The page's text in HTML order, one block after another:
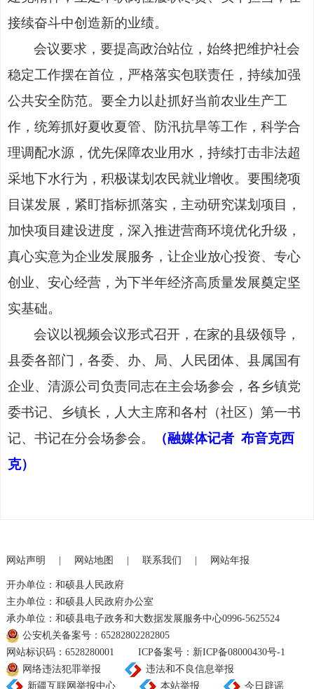
接续奋斗中创造新的业绩。
会议要求，要提高政治站位，始终把维护社会
稳定工作摆在首位，严格落实包联责任，持续加强
公共安全防范。要全力以赴抓好当前农业生产工
作，统筹抓好夏收夏管、防汛抗旱等工作，科学合
理调配水源，优先保障农业用水，持续打击非法超
采地下水行为，积极谋划农民就业增收。要围绕项
目谋发展，紧盯指标抓落实，主动研究谋划项目，
加快项目建设进度，深入推进营商环境优化升级，
真心实意为企业发展服务，让企业放心投资、专心
创业、安心经营，为下半年经济高质量发展奠定坚
实基础。
会议以视频会议形式召开，在家的县级领导，
县委各部门，各委、办、局、人民团体、县属国有
企业、清源公司负责同志在主会场参会，各乡镇党
委书记、乡镇长，人大主席和各村（社区）第一书
记、书记在分会场参会。
（融媒体记者 布音克西
克）
网站声明 网站地图 联系我们 网站年报
开办单位：和硕县人民政府
主办单位：和硕县人民政府办公室
承办单位：和硕县电子政务和大数据发展服务中心0996-5625524
公安机关备案号：65282802282805
网站标识码：6528280001
ICP备案号：新ICP备08000430号-1
网络违法犯罪举报
违法和不良信息举报
新疆互联网举报中心
本站举报 今日辟谣